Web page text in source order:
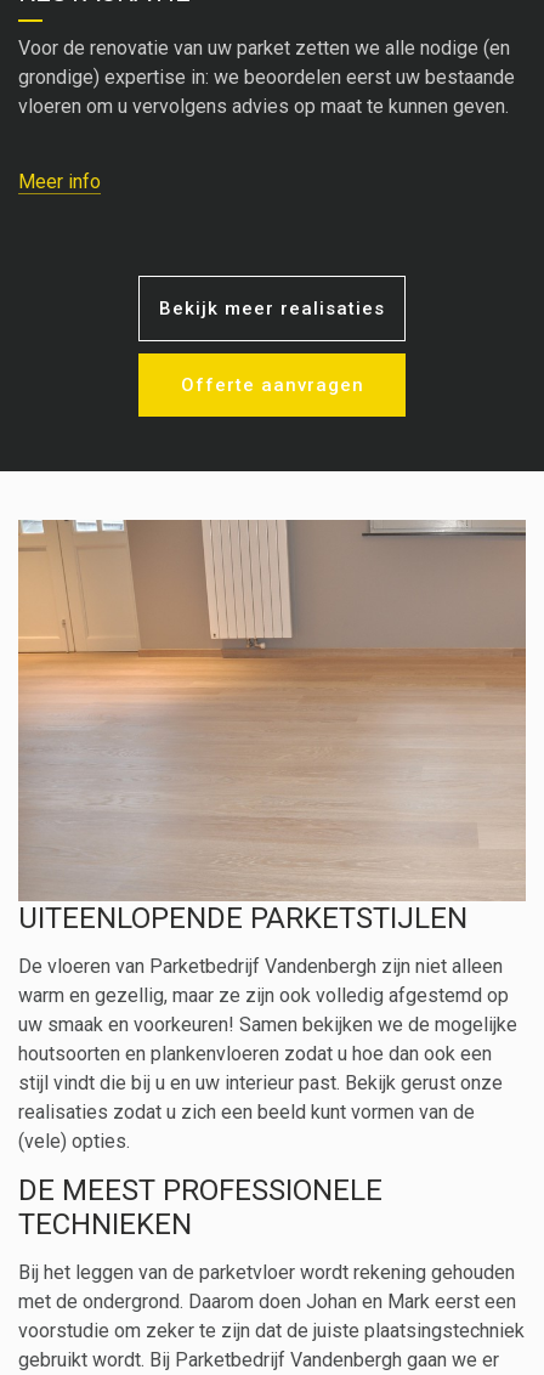
Voor de renovatie van uw parket zetten we alle nodige (en
grondige) expertise in: we beoordelen eerst uw bestaande
vloeren om u vervolgens advies op maat te kunnen geven.
Meer info
Bekijk meer realisaties
Offerte aanvragen
UITEENLOPENDE PARKETSTIJLEN
De vloeren van Parketbedrijf Vandenbergh zijn niet alleen
warm en gezellig, maar ze zijn ook volledig afgestemd op
uw smaak en voorkeuren! Samen bekijken we de mogelijke
houtsoorten en plankenvloeren zodat u hoe dan ook een
stijl vindt die bij u en uw interieur past. Bekijk gerust onze
realisaties zodat u zich een beeld kunt vormen van de
(vele) opties.
DE MEEST PROFESSIONELE
TECHNIEKEN
Bij het leggen van de parketvloer wordt rekening gehouden
met de ondergrond. Daarom doen Johan en Mark eerst een
voorstudie om zeker te zijn dat de juiste plaatsingstechniek
gebruikt wordt. Bij Parketbedrijf Vandenbergh gaan we er